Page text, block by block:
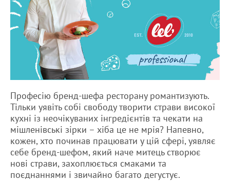
Професію бренд-шефа ресторану романтизують.
Тільки уявіть собі свободу творити страви високої
кухні із неочікуваних інгредієнтів та чекати на
мішленівські зірки – хіба це не мрія? Напевно,
кожен, хто починав працювати у цій сфері, уявляє
себе бренд-шефом, який наче митець створює
нові страви, захоплюється смаками та
поєднаннями і звичайно багато дегустує.